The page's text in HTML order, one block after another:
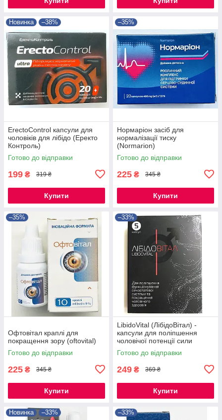
Новинка –38%
ErectoControl капсули для
чоловіків для лібідо (Еректо
Контроль)
Готово до відправки
199 ₴ 319 ₴
Купити
–35%
Нормаріон засіб для
нормалізації тиску
(Normarion)
Готово до відправки
225 ₴ 345 ₴
Купити
–35%
Офтовітал краплі для
покращення зору (oftovital)
Готово до відправки
225 ₴ 345 ₴
Купити
–33%
LibidoVital (ЛібідоВітал) -
капсули для поліпшення
чоловічої потенції сили
Готово до відправки
249 ₴ 369 ₴
Купити
Новинка –33% –33%